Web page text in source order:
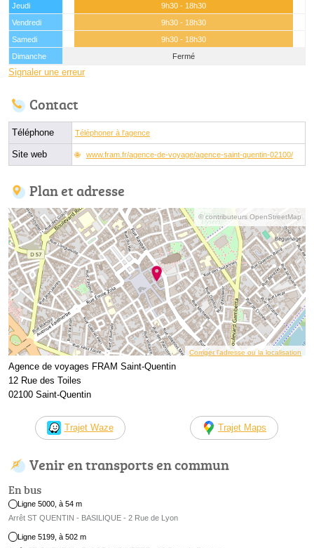
Jeudi
9h30 - 18h30
Vendredi
9h30 - 18h30
Samedi
9h30 - 18h30
Dimanche
Fermé
Signaler une erreur
Contact
Téléphone Téléphoner à l'agence
Site web www.fram.fr/agence-de-voyage/agence-saint-quentin-02100/
Plan et adresse
© contributeurs OpenStreetMap
Corriger l’adresse ou la localisation
Agence de voyages FRAM Saint-Quentin
12 Rue des Toiles
02100 Saint-Quentin
Trajet Waze Trajet Maps
Venir en transports en commun
En bus
Ligne 5000, à 54 m
Arrêt ST QUENTIN - BASILIQUE - 2 Rue de Lyon
Ligne 5199, à 502 m